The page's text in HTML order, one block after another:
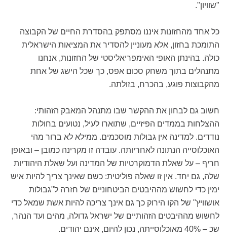
"שוויון".
כל אחד מהחזונות איננו מסתפק בהסדרת החיים של הקבוצה
התומכת בחזון, אלא מעוניין להסדיר את המציאות הישראלית
כולה. בהינתן האופי האימפריאליסטי של החזונות, אנחנו
מתנהלים בתוך משחק סכום אפס, כך שכל הישג של אחת
מהקבוצות פוגע, בהכרח, בזולתה.
חשוב גם לבחון את ההקשר שבו מתנהל המאבק הזהותי:
ההצלחות בממדים הפיזיים, שתוארו לעיל, נטועים בחולות
נודדים. למדינה אין גבולות מוסכמים. ממילא לא ברור מהי
האוכלוסייה הנתונה לאחריותה. עובדה זו מקרינה כמובן – ובאופן
חריף – על שאלת הדמוקרטיות של המדינה ועל שאלת היהודיות
שלה, גם יחד. אין זו שאלה פוליטית: כשם שאינך צריך להיות איש
ימין כדי לחשוש מההיבטים הביטחוניים של חזרה ל"גבולות
אושוויץ" של הקו הירוק כך גם אינך צריכה להיות אשת שמאל כדי
לחשוש מההיבטים הזהותיים של ישראל גדולה, מהים ועד הנהר,
שכ – 40% מאוכלוסייתה, נכון להיום, אינם יהודים.